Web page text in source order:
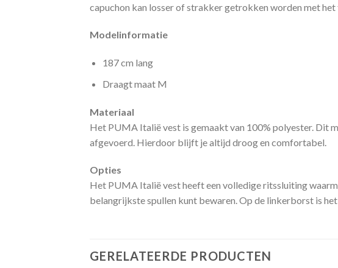
capuchon kan losser of strakker getrokken worden met
Modelinformatie
187 cm lang
Draagt maat M
Materiaal
Het PUMA Italië vest is gemaakt van 100% polyester. Dit
afgevoerd. Hierdoor blijft je altijd droog en comfortabel.
Opties
Het PUMA Italië vest heeft een volledige ritssluiting
belangrijkste spullen kunt bewaren. Op de linkerborst is
GERELATEERDE PRODUCTEN